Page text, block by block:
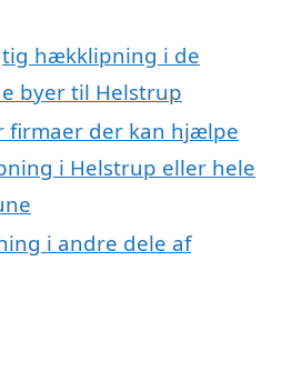
hækklipning i de
byer til Helstrup
firmaer der kan hjælpe
i Helstrup eller hele
i andre dele af